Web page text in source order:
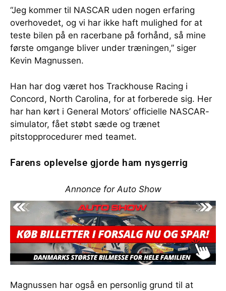
“Jeg kommer til NASCAR uden nogen erfaring
overhovedet, og vi har ikke haft mulighed for at
teste bilen på en racerbane på forhånd, så mine
første omgange bliver under træningen,” siger
Kevin Magnussen.
Han har dog været hos Trackhouse Racing i
Concord, North Carolina, for at forberede sig. Her
har han kørt i General Motors’ officielle NASCAR-
simulator, fået støbt sæde og trænet
pitstopprocedurer med teamet.
Farens oplevelse gjorde ham nysgerrig
Annonce for Auto Show
Magnussen har også en personlig grund til at